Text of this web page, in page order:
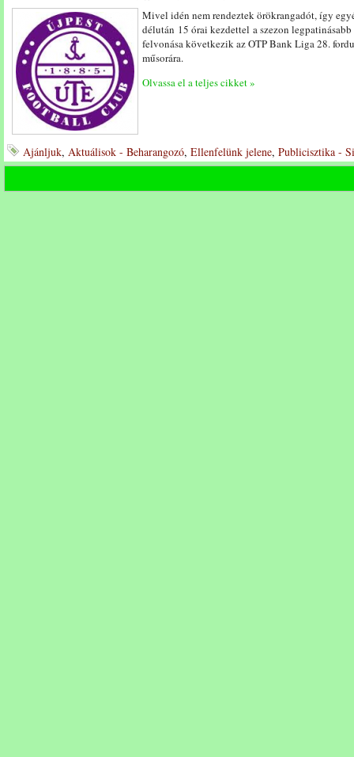
Mivel idén nem rendeztek örökrangadót, így
délután 15 órai kezdettel a szezon
felvonása következik az OTP Bank Liga 28.
műsorára.
Olvassa el a teljes cikket »
Ajánljuk, Aktuálisok - Beharangozó, Ellenfelünk jelene, Publicisztika -